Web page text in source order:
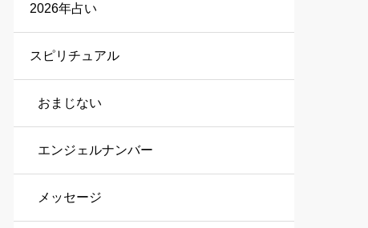
2026年占い
スピリチュアル
おまじない
エンジェルナンバー
メッセージ